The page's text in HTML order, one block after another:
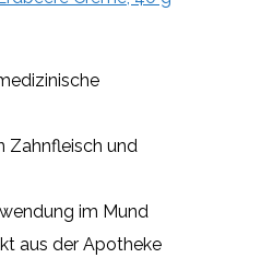
Zahnfleisch und
im Mund
aus der Apotheke